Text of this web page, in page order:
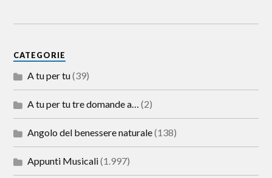
CATEGORIE
A tu per tu(39)
A tu per tu tre domande a… (2)
Angolo del benessere naturale(138)
Appunti Musicali(1.997)